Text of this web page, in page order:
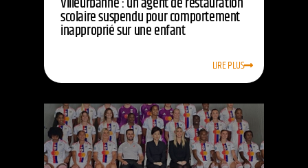
scolaire suspendu pour comportement
inapproprié sur une enfant
LIRE PLUS